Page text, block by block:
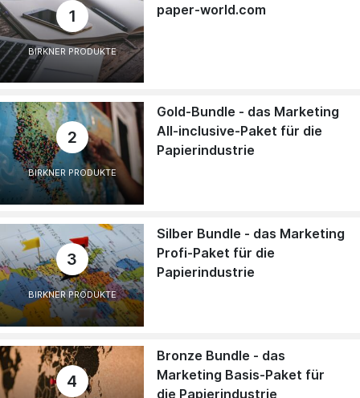
1
BIRKNER PRODUKTE
paper-world.com
2
BIRKNER PRODUKTE
Gold-Bundle - das Marketing
All-inclusive-Paket für die
Papierindustrie
3
BIRKNER PRODUKTE
Silber Bundle - das Marketing
Profi-Paket für die
Papierindustrie
4
Bronze Bundle - das
Marketing Basis-Paket für
die Papierindustrie